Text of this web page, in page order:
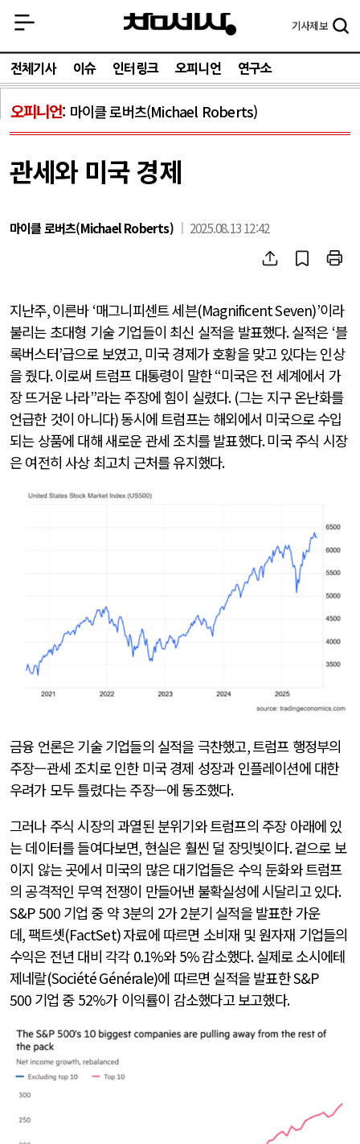
기사제보
전체기사 이슈 인터링크 오피니언 연구소
오피니언 마이클 로버츠(Michael Roberts)
관세와 미국 경제
마이클 로버츠(Michael Roberts) 2025.08.13 12:42
지난주,이른바 ‘매그니피센트 세븐(Magnificent Seven)’이라
불리는 초대형 기술 기업들이 최신 실적을 발표했다.실적은 ‘블
록버스터’급으로 보였고, 미국 경제가 호황을 맞고 있다는 인상
을 줬다.이로써 트럼프 대통령이 말한“미국은 전 세계에서 가
장 뜨거운 나라”라는 주장에 힘이 실렸다. (그는 지구 온난화를
언급한 것이 아니다)동시에 트럼프는 해외에서 미국으로 수입
되는 상품에 대해 새로운 관세 조치를 발표했다.미국 주식 시장
은 여전히 사상 최고치 근처를 유지했다.
금융 언론은 기술 기업들의 실적을 극찬했고,트럼프 행정부의
주장—관세 조치로 인한 미국 경제 성장과 인플레이션에 대한
우려가 모두 틀렸다는 주장—에 동조했다.
그러나 주식 시장의 과열된 분위기와 트럼프의 주장 아래에 있
는 데이터를 들여다보면, 현실은 훨씬 덜 장밋빛이다.겉으로 보
이지 않는 곳에서 미국의 많은 대기업들은 수익 둔화와 트럼프
의 공격적인 무역 전쟁이 만들어낸 불확실성에 시달리고 있다.
S&P 500 기업 중 약3분의 2가2분기 실적을 발표한 가운
데, 팩트셋(FactSet)자료에 따르면 소비재 및 원자재 기업들의
수익은 전년 대비 각각 0.1%와5%감소했다.실제로 소시에테
제네랄(Société Générale)에 따르면 실적을 발표한S&P
500 기업 중 52%가 이익률이 감소했다고 보고했다.